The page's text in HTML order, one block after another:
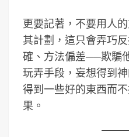
更要記著，不要用人
其計劃，這只會弄巧
確、方法偏差──欺騙
玩弄手段，妄想得到
得到一些好的東西而
果。